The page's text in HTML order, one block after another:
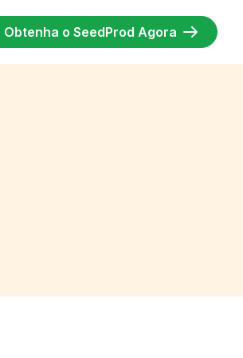
Obtenha o SeedProd Agora